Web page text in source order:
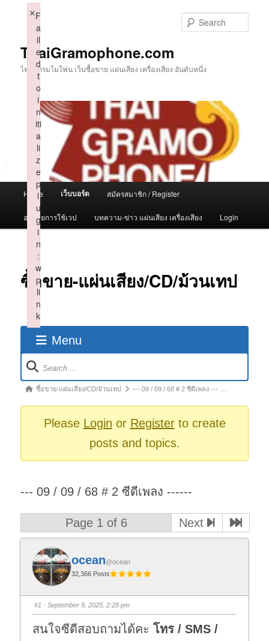
ThaiGramophone.com
ไทยแกรมโมโฟน เว็บซื้อขาย แผ่นเสียง เครื่องเสียง อันดับหนึ่ง
Home เว็บบอร์ด สมัครสมาชิก / Register
อธิบายการใช้เวป บทความ-ข่าว แผ่นเสียง เครื่องเสียง Login
ซื้อขาย-แผ่นเสียง/CD/ม้วนเทป
Menu
Forum
Navigation
Forumซื้อขาย-แผ่นเสียง/CD/ม้วนเทป --- 09 / 09 / 68 # 2 ซีดีเพลง --- …
Please Login or Registerto create
posts and topics.
--- 09 / 09 / 68 # 2 ซีดีเพลง ------
Page 1 of 6 Next
ocean@ocean
32,366 Posts
#1 · September 9, 2025, 2:28 pm
สนใจซีดีสอบถามได้คะโทร / SMS /
F
a
il
e
d
t
o
i
n
iti
a
li
z
e
p
l
u
g
i
n
:
w
p
li
n
k
×
Failed to initialize plugin: wplink